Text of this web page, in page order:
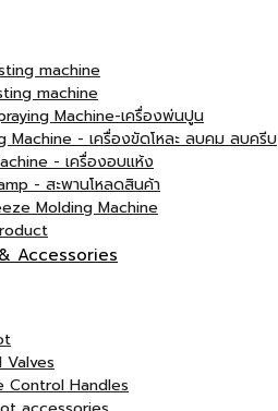
machine
machine
Machine-เครื่องพ่นปูน
Machine - เครื่องขัดโหละ ลบคม ลบครีบ
- เครื่องอบแห้ง
- สะพานโหลดสินค้า
Molding Machine
Accessories
Valves
Control Handles